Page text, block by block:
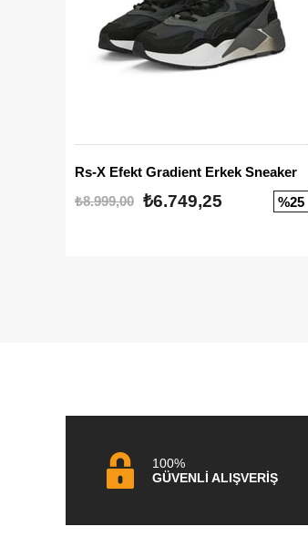
Rs-X Efekt Gradient Erkek Sneaker
₺8.999,00 ₺6.749,25 %25
100%
GÜVENLİ ALIŞVERİŞ